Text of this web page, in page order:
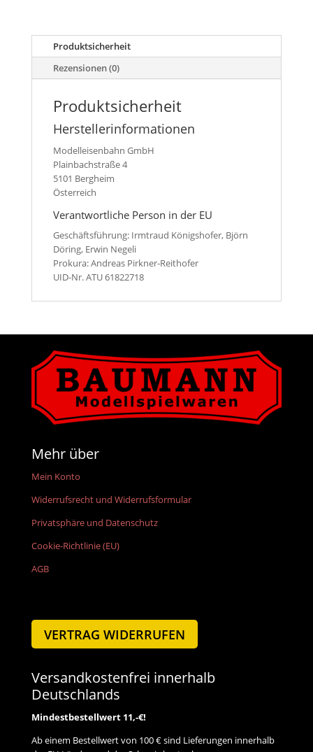
6/6
Haftreifen
für
Menge
Produktsicherheit
Rezensionen (0)
Produktsicherheit
Herstellerinformationen
Modelleisenbahn GmbH
Plainbachstraße 4
5101 Bergheim
Österreich
Verantwortliche Person in der EU
Geschäftsführung: Irmtraud Königshofer, Björn
Döring, Erwin Negeli
Prokura: Andreas Pirkner-Reithofer
UID-Nr. ATU 61822718
Mehr über
Mein Konto
Widerrufsrecht und Widerrufsformular
Privatsphäre und Datenschutz
Cookie-Richtlinie (EU)
AGB
VERTRAG WIDERRUFEN
Versandkostenfrei innerhalb
Deutschlands
Mindestbestellwert 11,-€!
Ab einem Bestellwert von 100 € sind Lieferungen innerhalb